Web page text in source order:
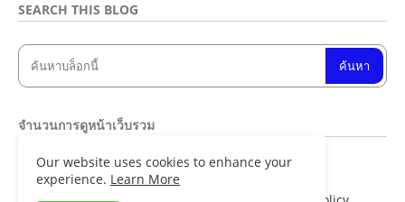
SEARCH THIS BLOG
จำนวนการดูหน้าเว็บรวม
8453
Our website uses cookies to enhance your
experience. Learn More